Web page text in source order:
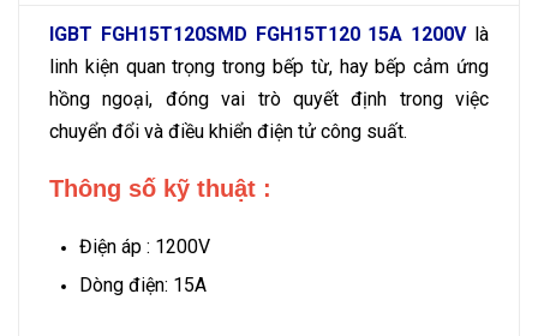
IGBT FGH15T120SMD FGH15T120 15A 1200Vlà
linh kiện quan trọng trong bếp từ, hay bếp cảm ứng
hồng ngoại, đóng vai trò quyết định trong việc
chuyển đổi và điều khiển điện tử công suất.
Thông số kỹ thuật :
Điện áp : 1200V
Dòng điện: 15A